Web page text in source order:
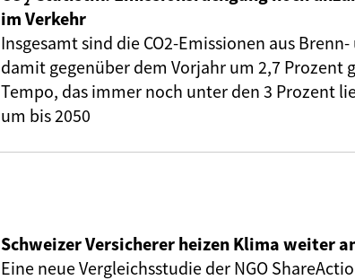
im Verkehr
Insgesamt sind die CO2-Emissionen aus
damit gegenüber dem Vorjahr um 2,7 Prozent
Tempo, das immer noch unter den 3 Prozent
um bis 2050
Schweizer Versicherer heizen Klima weiter
Eine neue Vergleichsstudie der NGO